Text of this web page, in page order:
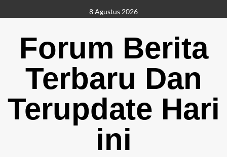
to
8 Agustus 2026
Forum Berita
Terbaru Dan
Terupdate Hari
ini